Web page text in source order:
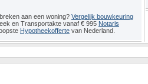
aan een woning? Vergelijk bouwkeuring
en Transportakte vanaf € 995 Notaris
Hypotheekofferte van Nederland.